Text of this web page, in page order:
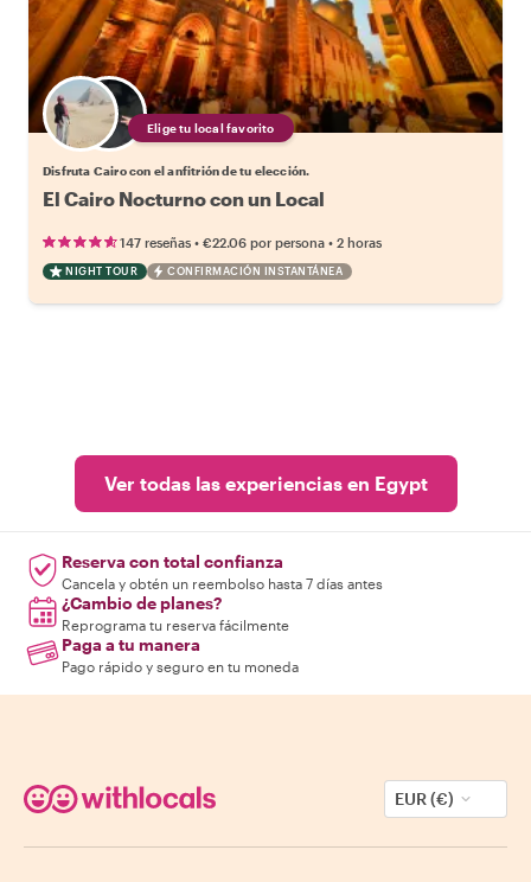
Elige tu local favorito
Disfruta Cairo con el anfitrión de tu elección.
El Cairo Nocturno con un Local
147 reseñas • €22.06 por persona • 2 horas
NIGHT TOUR CONFIRMACIÓN INSTANTÁNEA
Ver todas las experiencias en Egypt
Reserva con total confianza
Cancela y obtén un reembolso hasta 7 días antes
¿Cambio de planes?
Reprograma tu reserva fácilmente
Paga a tu manera
Pago rápido y seguro en tu moneda
EUR (€)